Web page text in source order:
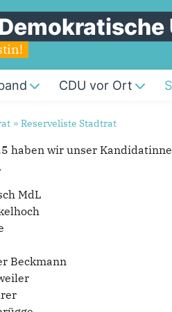
CDU vor Ort
» Reserveliste Stadtrat
haben wir unser
MdL
Beckmann